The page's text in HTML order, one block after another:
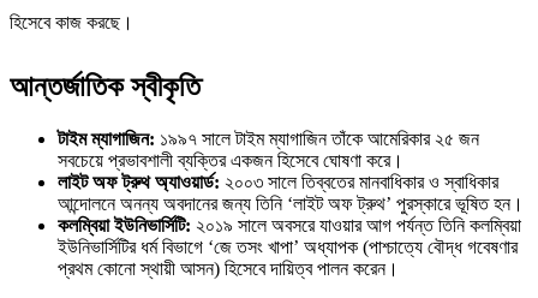
হিসেবে কাজ করছে।
আন্তর্জাতিক স্বীকৃতি
টাইম ম্যাগাজিন: ১৯৯৭ সালে টাইম ম্যাগাজিন তাঁকে আমেরিকার ২৫ জন
সবচেয়ে প্রভাবশালী ব্যক্তির একজন হিসেবে ঘোষণা করে।
লাইট অফ ট্রুথ অ্যাওয়ার্ড: ২০০৩ সালে তিব্বতের মানবাধিকার ও স্বাধিকার
আন্দোলনে অনন্য অবদানের জন্য তিনি ‘লাইট অফ ট্রুথ’ পুরস্কারে ভূষিত হন।
কলম্বিয়া ইউনিভার্সিটি: ২০১৯ সালে অবসরে যাওয়ার আগ পর্যন্ত তিনি কলম্বিয়া
ইউনিভার্সিটির ধর্ম বিভাগে ‘জে তসং খাপা’ অধ্যাপক (পাশ্চাত্যে বৌদ্ধ গবেষণার
প্রথম কোনো স্থায়ী আসন) হিসেবে দায়িত্ব পালন করেন।